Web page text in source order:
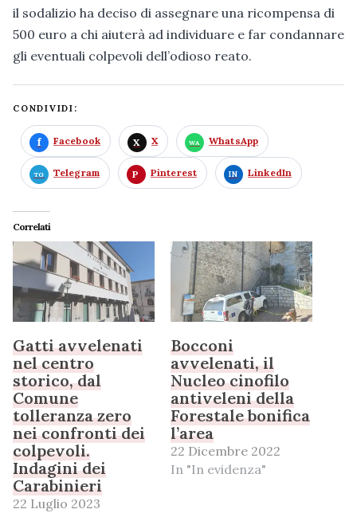
il sodalizio ha deciso di assegnare una ricompensa di
500 euro a chi aiuterà ad individuare e far condannare
gli eventuali colpevoli dell’odioso reato.
CONDIVIDI:
Facebook X WhatsApp
Telegram Pinterest LinkedIn
Correlati
Gatti avvelenati
nel centro
storico, dal
Comune
tolleranza zero
nei confronti dei
colpevoli.
Indagini dei
Carabinieri
22 Luglio 2023
Bocconi
avvelenati, il
Nucleo cinofilo
antiveleni della
Forestale bonifica
l’area
22 Dicembre 2022
In "In evidenza"